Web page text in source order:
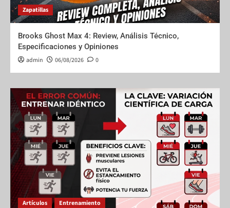
Zapatillas
Brooks Ghost Max 4: Review, Análisis Técnico,
Especificaciones y Opiniones
admin 06/08/2026 0
Artículos Entrenamiento